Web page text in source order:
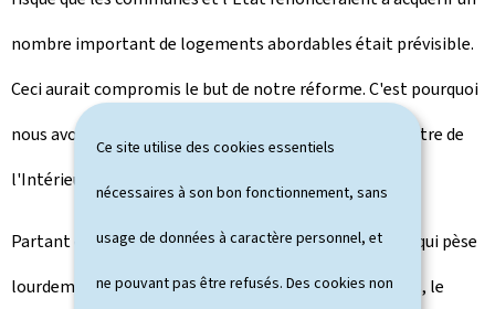
Ce site utilise des cookies essentiels
nécessaires à son bon fonctionnement, sans
usage de données à caractère personnel, et
ne pouvant pas être refusés. Des cookies non
nombre important de logements abordables était prévisible.
Ceci aurait compromis le but de notre réforme. C'est pourquoi
nous avons élaboré une alternative!", explique la ministre de
l'Intérieur Taina Bofferding.
Partant du constat que c'est surtout le prix du foncier qui pèse
lourdement dans la création de logements abordables, le